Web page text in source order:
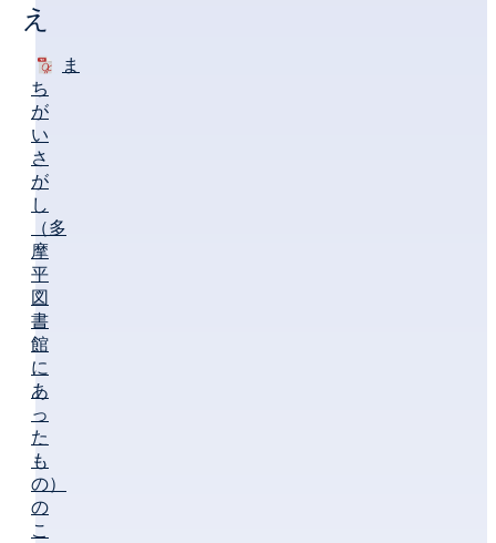
え
ま
ち
が
い
さ
が
し
（多
摩
平
図
書
館
に
あ
っ
た
も
の）
の
こ